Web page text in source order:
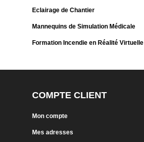
Eclairage de Chantier
Mannequins de Simulation Médicale
Formation Incendie en Réalité Virtuelle
COMPTE CLIENT
Mon compte
Mes adresses